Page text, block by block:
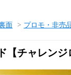
面 > プロモ・非売
【チャレン